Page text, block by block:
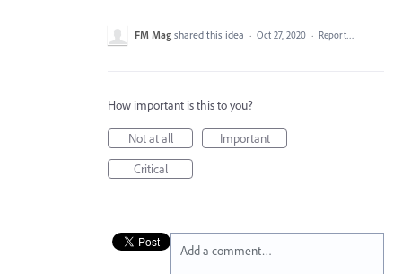
FM Mag shared this idea · Oct 27, 2020 · Report…
How important is this to you?
Not at all
Important
Critical
Add a comment…